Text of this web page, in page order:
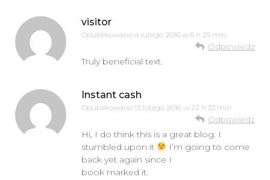
visitor
Opublikowano 4 lutego 2016 w 6 h 25 min
Odpowiedz
Truly beneficial text.
Instant cash
Opublikowano 13 lutego 2016 w 22 h 33 min
Odpowiedz
Hi, I do think this is a great blog. I
stumbled upon it
I’m going to come
back yet again since I
book marked it.